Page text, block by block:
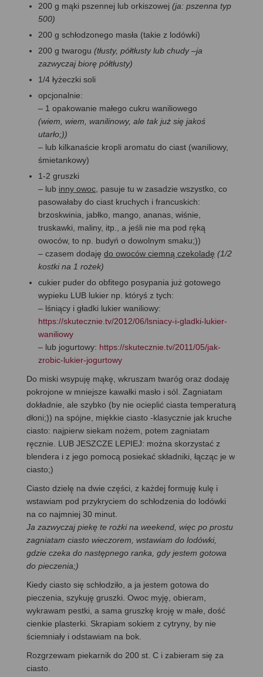
200 g mąki pszennej lub orkiszowej (ja: pszenna typ
500)
200 g schłodzonego masła (takie z lodówki)
200 g twarogu (tłusty, półtłusty lub chudy –ja
zazwyczaj biorę półtłusty)
1/4 łyżeczki soli
opcjonalnie:
– 1 opakowanie małego cukru waniliowego
(wiem, wiem, wanilinowy, ale tak już się jakoś
utarło;))
– lub kilkanaście kropli aromatu do ciast (waniliowy,
śmietankowy)
1-2 gruszki
– lub inny owoc , pasuje tu w zasadzie wszystko, co
pasowałaby do ciast kruchych i francuskich:
brzoskwinia, jabłko, mango, ananas, wiśnie,
truskawki, maliny, itp., a jeśli nie ma pod ręką
owoców, to np. budyń o dowolnym smaku;))
– czasem dodaję do owoców ciemną czekoladę (1/2
kostki na 1 rożek)
cukier puder do obfitego posypania już gotowego
wypieku LUB lukier np. któryś z tych:
– lśniący i gładki lukier waniliowy:
https://skutecznie.tv/2012/06/lsniacy-i-gladki-lukier-
waniliowy
– lub jogurtowy: https://skutecznie.tv/2011/05/jak-
zrobic-lukier-jogurtowy
Do miski wsypuję mąkę, wkruszam twaróg oraz dodaję
pokrojone w mniejsze kawałki masło i sól. Zagniatam
dokładnie, ale szybko (by nie ocieplić ciasta temperaturą
dłoni;)) na spójne, miękkie ciasto -klasycznie jak kruche
ciasto: najpierw siekam nożem, potem zagniatam
ręcznie. LUB JESZCZE LEPIEJ: można skorzystać z
blendera i z jego pomocą posiekać składniki, łącząc je w
ciasto;)
Ciasto dzielę na dwie części, z każdej formuję kulę i
wstawiam pod przykryciem do schłodzenia do lodówki
na co najmniej 30 minut.
Ja zazwyczaj piekę te rożki na weekend, więc po prostu
zagniatam ciasto wieczorem, wstawiam do lodówki,
gdzie czeka do następnego ranka, gdy jestem gotowa
do pieczenia;)
Kiedy ciasto się schłodziło, a ja jestem gotowa do
pieczenia, szykuję gruszki. Owoc myję, obieram,
wykrawam pestki, a sama gruszkę kroję w małe, dość
cienkie plasterki. Skrapiam sokiem z cytryny, by nie
ściemniały i odstawiam na bok.
Rozgrzewam piekarnik do 200 st. C i zabieram się za
ciasto.